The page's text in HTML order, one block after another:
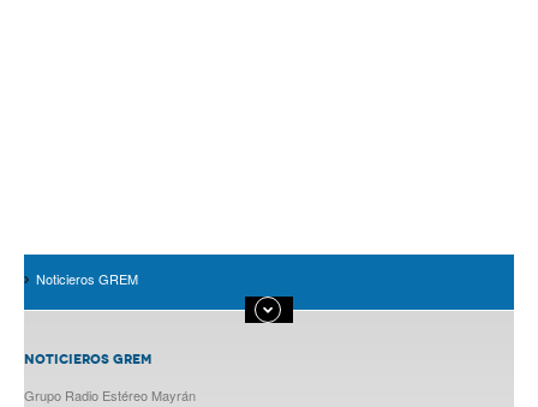
Noticieros GREM
NOTICIEROS GREM
Grupo Radio Estéreo Mayrán